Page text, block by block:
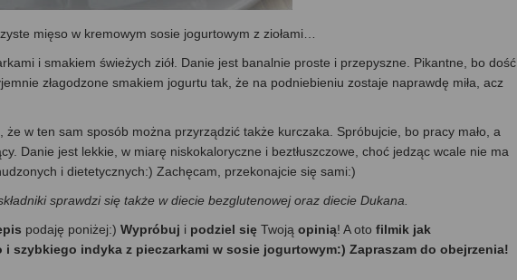
mięso w kremowym sosie jogurtowym z ziołami…
i smakiem świeżych ziół. Danie jest banalnie proste i przepyszne. Pikantne, bo dość
złagodzone smakiem jogurtu tak, że na podniebieniu zostaje naprawdę miła, acz
że w ten sam sposób można przyrządzić także kurczaka. Spróbujcie, bo pracy mało, a
Danie jest lekkie, w miarę niskokaloryczne i beztłuszczowe, choć jedząc wcale nie ma
i dietetycznych:) Zachęcam, przekonajcie się sami:)
sprawdzi się także w diecie bezglutenowej oraz diecie Dukana.
podaję poniżej:) Wypróbuj i podziel się Twoją opinią! A oto filmik jak
i szybkiego indyka z pieczarkami w sosie jogurtowym:) Zapraszam do obejrzenia!